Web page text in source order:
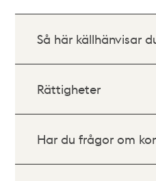
Så här källhänvisar
Rättigheter
Har du frågor om